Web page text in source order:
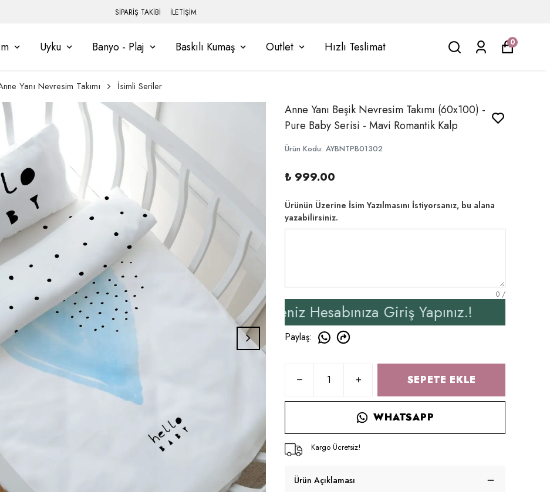
SİPARİŞ TAKİBİ İLETİŞİM
Uyku Banyo - Plaj Baskılı Kumaş Outlet Hızlı Teslimat 0
Yanı Nevresim Takımı İsimli Seriler
Anne Yanı Beşik Nevresim Takımı (60x100) -
Pure Baby Serisi - Mavi Romantik Kalp
Ürün Kodu: AYBNTPB01302
₺ 999.00
Ürünün Üzerine İsim Yazılmasını İstiyorsanız, bu alana
yazabilirsiniz.
0 /
Tamamlayınız, Üye İseniz Hesabınıza Giriş Yapınız.!
Paylaş:
SEPETE EKLE
WHATSAPP
Kargo Ücretsiz!
Ürün Açıklaması